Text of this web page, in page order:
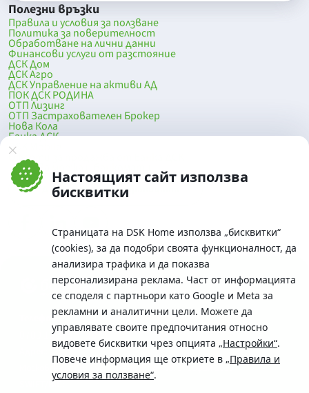
Настоящият сайт използва
бисквитки
Страницата на DSK Home използва „бисквитки“
(cookies), за да подобри своята функционалност, да
анализира трафика и да показва
персонализирана реклама. Част от информацията
се споделя с партньори като Google и Meta за
рекламни и аналитични цели. Можете да
управлявате своите предпочитания относно
видовете бисквитки чрез опцията „Настройки“.
Повече информация ще откриете в „Правила и
условия за ползване“.
Полезни връзки
Правила и условия за ползване
Политика за поверителност
Обработване на лични данни
Финансови услуги от разстояние
ДСК Дом
ДСК Агро
ДСК Управление на активи АД
ПОК ДСК РОДИНА
ОТП Лизинг
ОТП Застрахователен Брокер
Нова Кола
Банка ДСК
DSK Mobile
Оферти за продажба от Банка ДСК
Клонова мрежа и банкомати
До началото на страницата
Телефон:
0700 10 375 / *2375
Московска No.19 / ул. Г. Бенковски No. 5, София 1036
SWIFT/BIC: